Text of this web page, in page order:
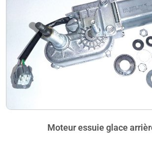
Moteur essuie glace